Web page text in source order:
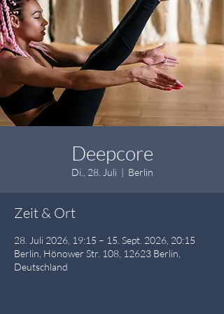
Deepcore
Di., 28. Juli
  |
Berlin
Zeit & Ort
28. Juli 2026, 19:15 – 15. Sept. 2026, 20:15
Berlin, Hönower Str. 108, 12623 Berlin,
Deutschland